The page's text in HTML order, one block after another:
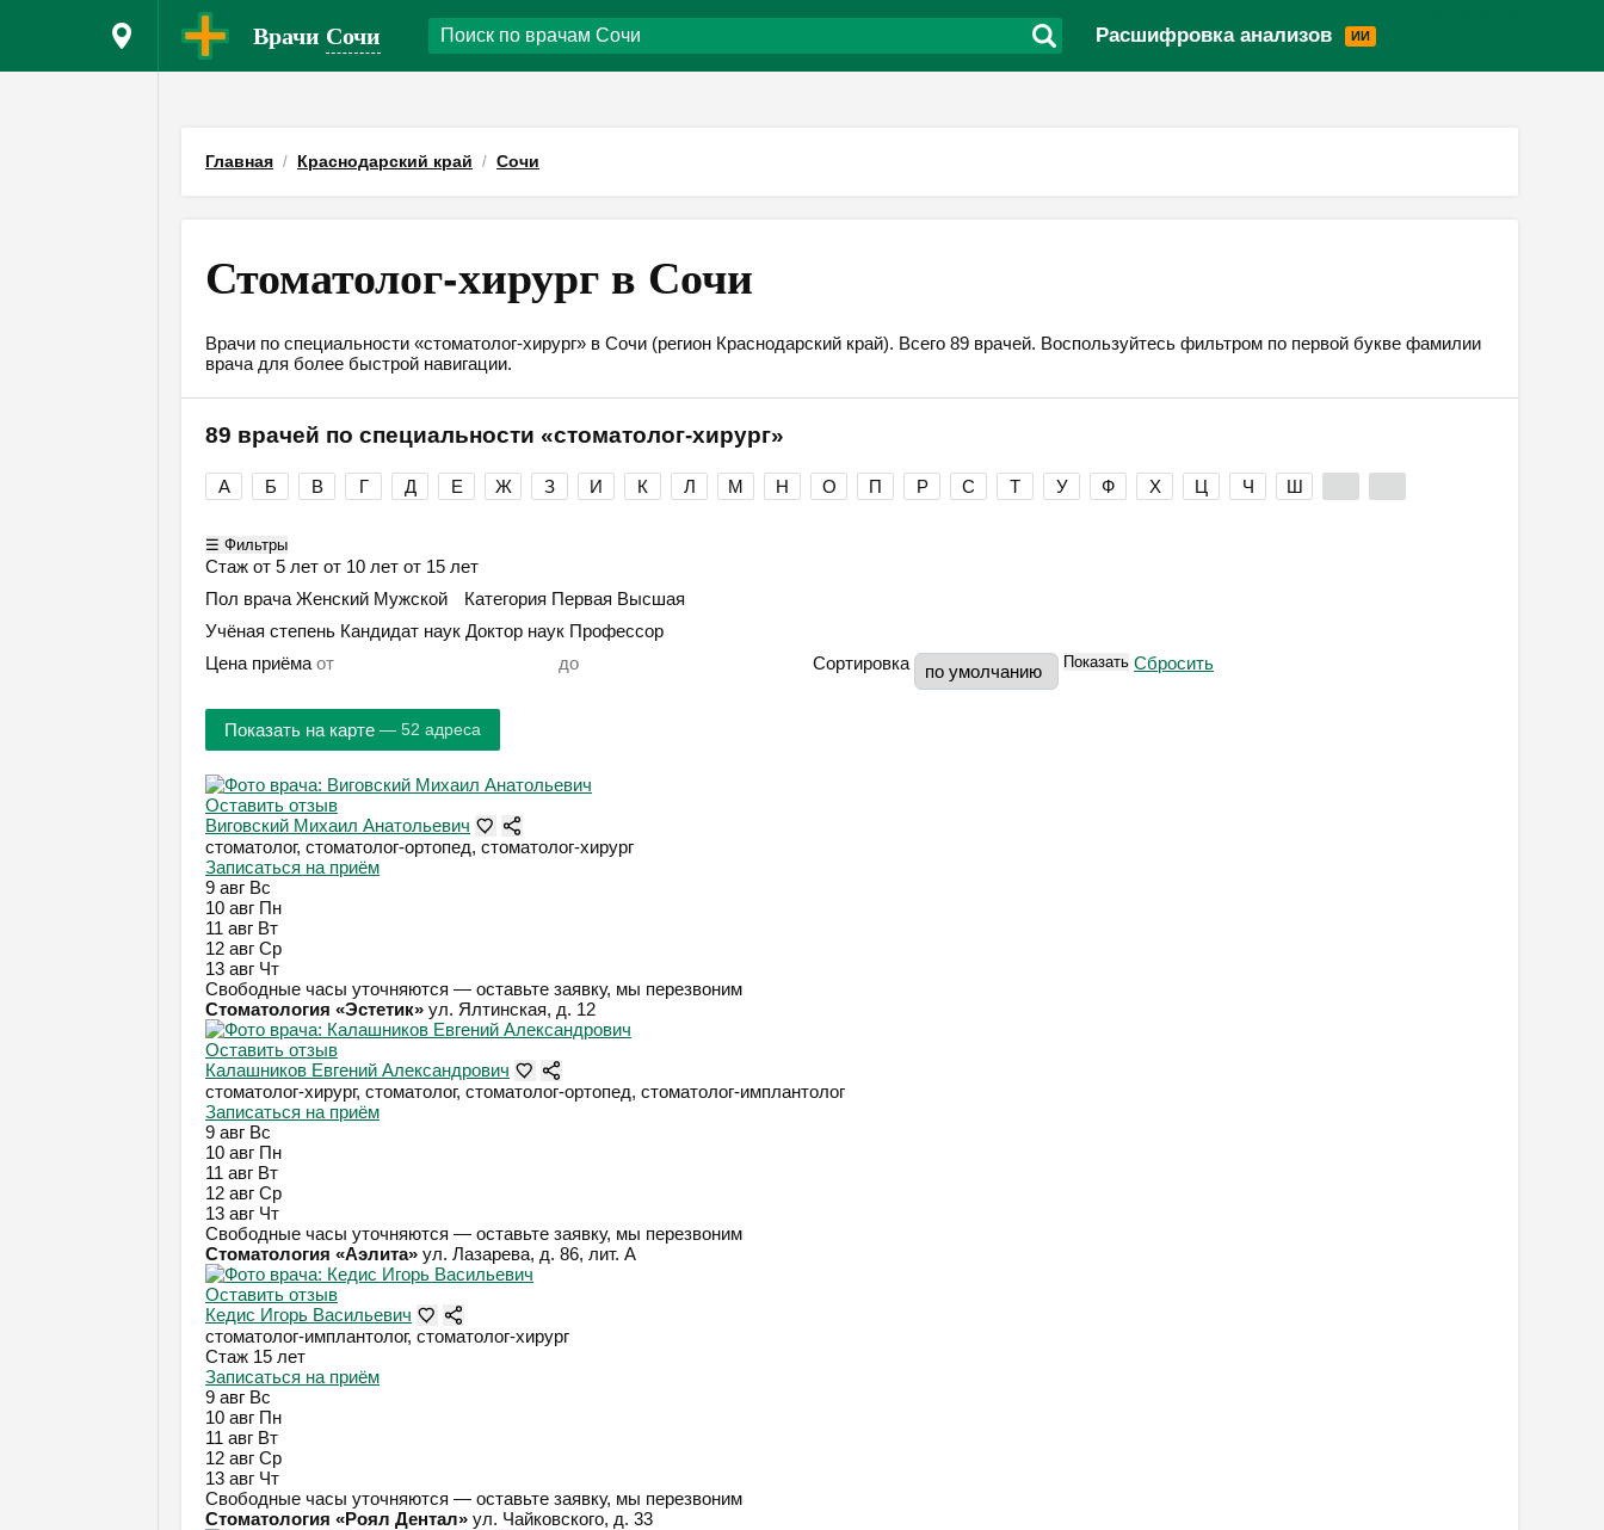
Врачи Сочи Расшифровка анализов ИИ
Главная Краснодарский край Сочи
Стоматолог-хирург в Сочи
Врачи по специальности «стоматолог-хирург» в Сочи (регион Краснодарский край). Всего 89 врачей. Воспользуйтесь фильтром по первой букве фамилии
врача для более быстрой навигации.
89 врачей по специальности «стоматолог-хирург»
А Б В Г Д Е Ж З И К Л М Н О П Р С Т У Ф Х Ц Ч Ш
☰ Фильтры
Стаж от 5 лет от 10 лет от 15 лет
Пол врача Женский Мужской Категория Первая Высшая
Учёная степень Кандидат наук Доктор наук Профессор
Цена приёма
Сортировка Показать Сбросить
Показать на карте — 52 адреса
Оставить отзыв
Виговский Михаил Анатольевич
стоматолог, стоматолог-ортопед, стоматолог-хирург
Записаться на приём
9 авг Вс
10 авг Пн
11 авг Вт
12 авг Ср
13 авг Чт
Свободные часы уточняются — оставьте заявку, мы перезвоним
Стоматология «Эстетик» ул. Ялтинская, д. 12
Оставить отзыв
Калашников Евгений Александрович
стоматолог-хирург, стоматолог, стоматолог-ортопед, стоматолог-имплантолог
Записаться на приём
9 авг Вс
10 авг Пн
11 авг Вт
12 авг Ср
13 авг Чт
Свободные часы уточняются — оставьте заявку, мы перезвоним
Стоматология «Аэлита» ул. Лазарева, д. 86, лит. А
Оставить отзыв
Кедис Игорь Васильевич
стоматолог-имплантолог, стоматолог-хирург
Стаж 15 лет
Записаться на приём
9 авг Вс
10 авг Пн
11 авг Вт
12 авг Ср
13 авг Чт
Свободные часы уточняются — оставьте заявку, мы перезвоним
Стоматология «Роял Дентал» ул. Чайковского, д. 33